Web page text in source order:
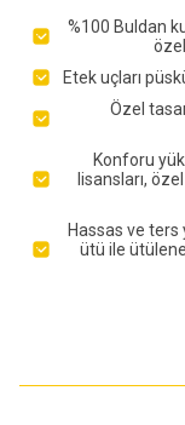
%100 Buldan
Etek uçları
Özel
Konforu
lisansları,
Hassas ve ters
ütü ile